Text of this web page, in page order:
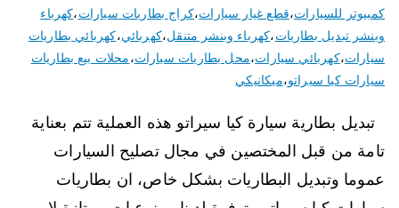
كمبيوتر للسيارات،قطع غيار سيارات،كراج بطاريات سيارات،كهرباء
وبنشر تبديل بطاريات،كهرباء وبنشر متنقل،كهربائي،كهربائي بطاريات
سيارات،كهربائي سيارات،محل بطاريات سيارات،محلات بيع بطاريات
سيارات كيا سيراتو،ميكانيكي
تبديل بطارية سيارة كيا سيراتو هذه العملية تتم بعناية
تامة من قبل المختصين في مجال تصليح السيارات
عموما وتبديل البطاريات بشكل خاص، ان بطاريات